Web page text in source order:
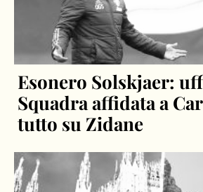
Esonero Solskjaer:
Squadra affidata a
tutto su Zidane